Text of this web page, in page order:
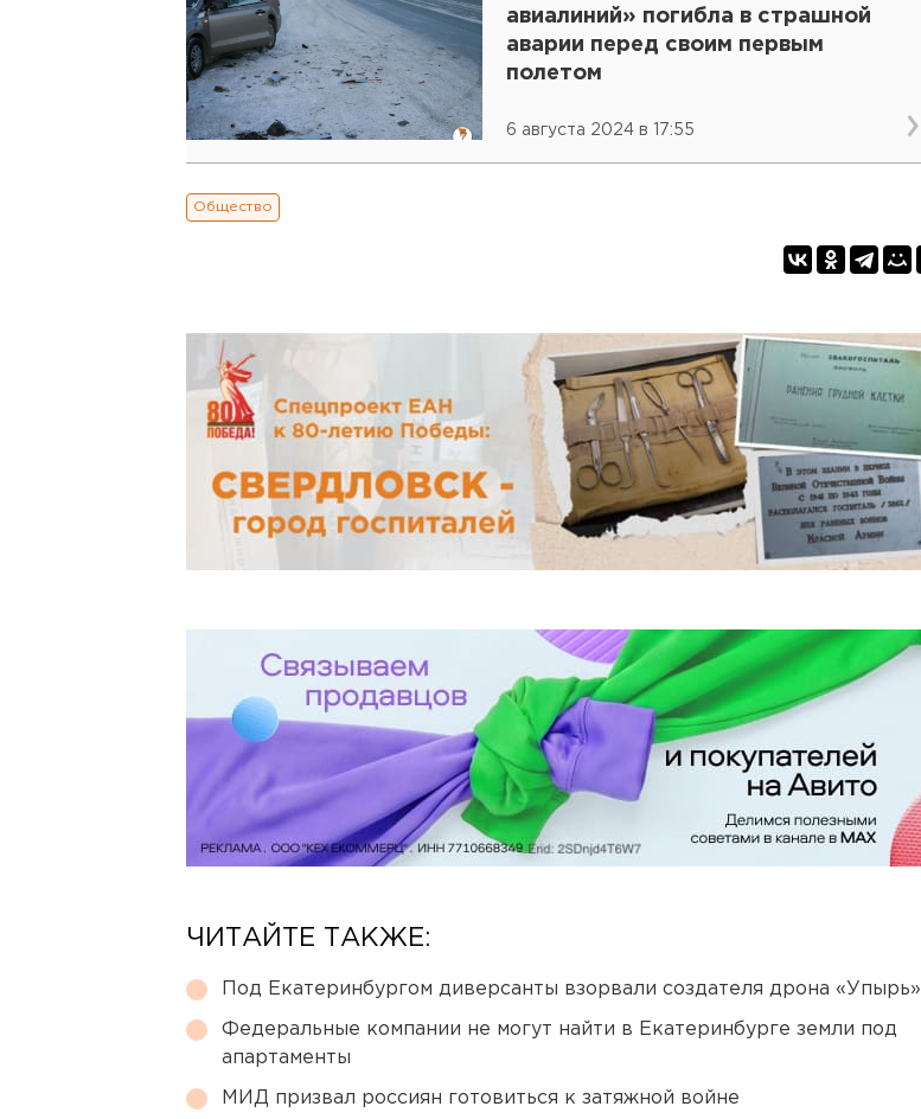
авиалиний» погибла в страшной
аварии перед своим первым
полетом
6 августа 2024 в 17:55
Общество
ЧИТАЙТЕ ТАКЖЕ:
Под Екатеринбургом диверсанты взорвали создателя дрона «Упырь»
Федеральные компании не могут найти в Екатеринбурге земли под
апартаменты
МИД призвал россиян готовиться к затяжной войне